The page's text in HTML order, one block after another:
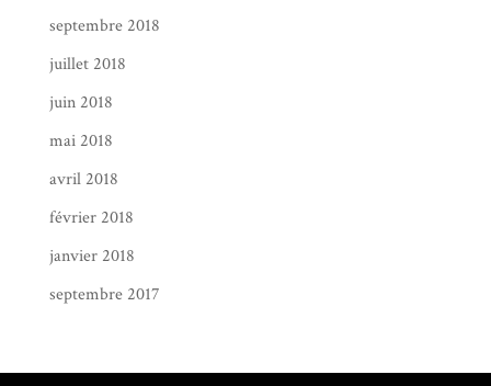
septembre 2018
juillet 2018
juin 2018
mai 2018
avril 2018
février 2018
janvier 2018
septembre 2017